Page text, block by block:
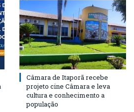
Câmara de Itaporã recebe
projeto cine Câmara e leva
cultura e conhecimento a
população